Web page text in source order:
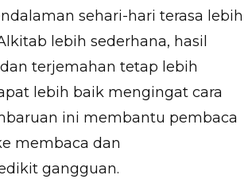
sehari-hari terasa lebih
lebih sederhana, hasil
terjemahan tetap lebih
lebih baik mengingat cara
ini membantu pembaca
membaca dan
gangguan.